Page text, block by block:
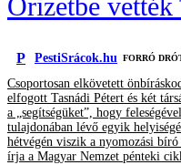
Őrizetbe vették
P PestiSrácok.hu FORRÓ
Csoportosan elkövetett
elfogott Tasnádi Pétert és két
a „segítségüket”, hogy
tulajdonában lévő egyik
hétvégén viszik a nyomozási
írja a Magyar Nemzet pénteki